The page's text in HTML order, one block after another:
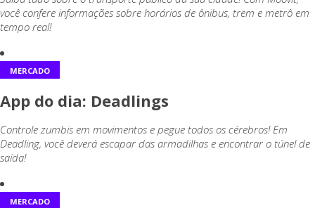
você confere informações sobre horários de ônibus, trem e metrô em
tempo real!
MERCADO
App do dia: Deadlings
Controle zumbis em movimentos e pegue todos os cérebros! Em
Deadling, você deverá escapar das armadilhas e encontrar o túnel de
saída!
MERCADO